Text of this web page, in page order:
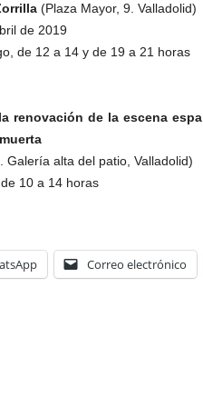
(Plaza Mayor, 9. Valladolid)
de 2019
de 12 a 14 y de 19 a 21 horas
renovación de la escena
Galería alta del patio, Valladolid)
10 a 14 horas
Correo electrónico